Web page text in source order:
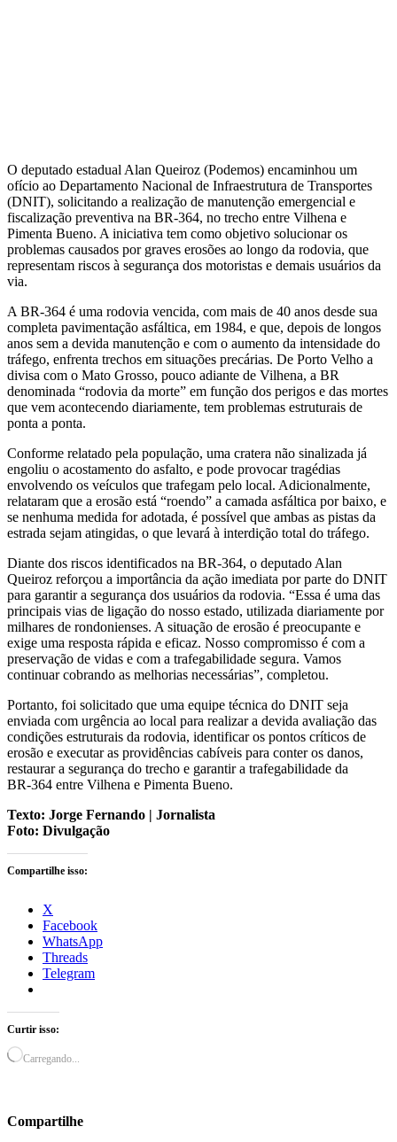
O deputado estadual Alan Queiroz (Podemos) encaminhou um
ofício ao Departamento Nacional de Infraestrutura de Transportes
(DNIT), solicitando a realização de manutenção emergencial e
fiscalização preventiva na BR-364, no trecho entre Vilhena e
Pimenta Bueno. A iniciativa tem como objetivo solucionar os
problemas causados por graves erosões ao longo da rodovia, que
representam riscos à segurança dos motoristas e demais usuários da
via.
A BR-364 é uma rodovia vencida, com mais de 40 anos desde sua
completa pavimentação asfáltica, em 1984, e que, depois de longos
anos sem a devida manutenção e com o aumento da intensidade do
tráfego, enfrenta trechos em situações precárias. De Porto Velho a
divisa com o Mato Grosso, pouco adiante de Vilhena, a BR
denominada “rodovia da morte” em função dos perigos e das mortes
que vem acontecendo diariamente, tem problemas estruturais de
ponta a ponta.
Conforme relatado pela população, uma cratera não sinalizada já
engoliu o acostamento do asfalto, e pode provocar tragédias
envolvendo os veículos que trafegam pelo local. Adicionalmente,
relataram que a erosão está “roendo” a camada asfáltica por baixo, e
se nenhuma medida for adotada, é possível que ambas as pistas da
estrada sejam atingidas, o que levará à interdição total do tráfego.
Diante dos riscos identificados na BR-364, o deputado Alan
Queiroz reforçou a importância da ação imediata por parte do DNIT
para garantir a segurança dos usuários da rodovia. “Essa é uma das
principais vias de ligação do nosso estado, utilizada diariamente por
milhares de rondonienses. A situação de erosão é preocupante e
exige uma resposta rápida e eficaz. Nosso compromisso é com a
preservação de vidas e com a trafegabilidade segura. Vamos
continuar cobrando as melhorias necessárias”, completou.
Portanto, foi solicitado que uma equipe técnica do DNIT seja
enviada com urgência ao local para realizar a devida avaliação das
condições estruturais da rodovia, identificar os pontos críticos de
erosão e executar as providências cabíveis para conter os danos,
restaurar a segurança do trecho e garantir a trafegabilidade da
BR‑364 entre Vilhena e Pimenta Bueno.
Texto: Jorge Fernando | Jornalista
Foto: Divulgação
Compartilhe isso:
X
Facebook
WhatsApp
Threads
Telegram
Curtir isso:
Carregando...
Compartilhe